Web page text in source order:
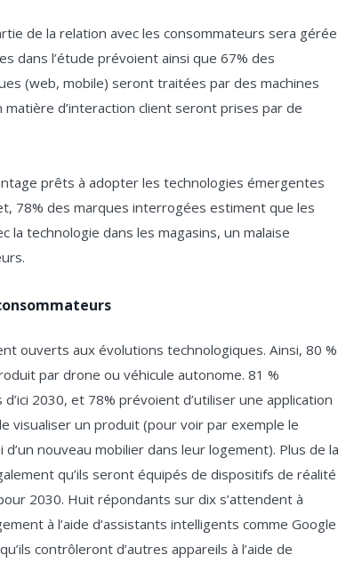
de la relation avec les consommateurs sera gérée
dans l’étude prévoient ainsi que 67% des
(web, mobile) seront traitées par des machines
d’interaction client seront prises par de
prêts à adopter les technologies émergentes
78% des marques interrogées estiment que les
la technologie dans les magasins, un malaise
ouverts aux évolutions technologiques. Ainsi, 80 %
par drone ou véhicule autonome. 81 %
2030, et 78% prévoient d’utiliser une application
visualiser un produit (pour voir par exemple le
nouveau mobilier dans leur logement). Plus de la
qu’ils seront équipés de dispositifs de réalité
2030. Huit répondants sur dix s’attendent à
à l’aide d’assistants intelligents comme Google
contrôleront d’autres appareils à l’aide de